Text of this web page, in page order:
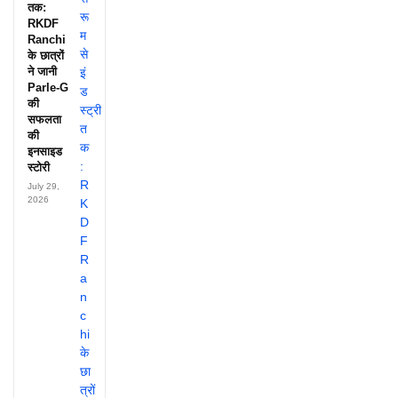
तक:
RKDF
Ranchi
के छात्रों
ने जानी
Parle-G
की
सफलता
की
इनसाइड
स्टोरी
July 29,
2026